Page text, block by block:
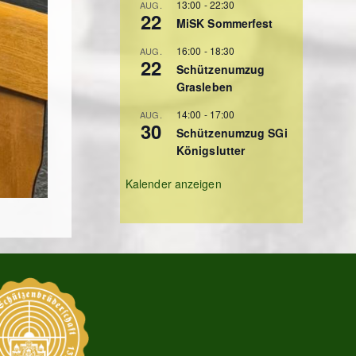
AUG.
22
13:00 -22:30
MiSK Sommerfest
AUG.
22
16:00 - 18:30
Schützenumzug
Grasleben
AUG.
30
14:00 - 17:00
Schützenumzug SGi
Königslutter
Kalender anzeigen